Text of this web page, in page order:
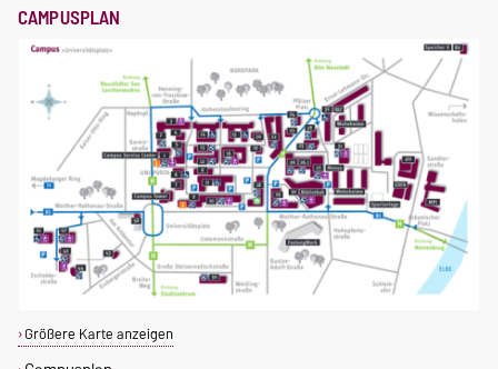
CAMPUSPLAN
Größere Karte anzeigen